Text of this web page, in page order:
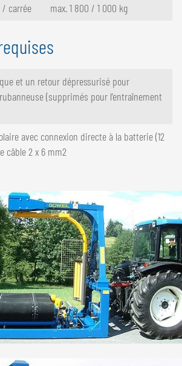
/ carrée
max. 1 800 / 1 000 kg
et un retour dépressurisé pour
(supprimés pour l’entraînement
avec connexion directe à la batterie (12
câble 2 x 6 mm2